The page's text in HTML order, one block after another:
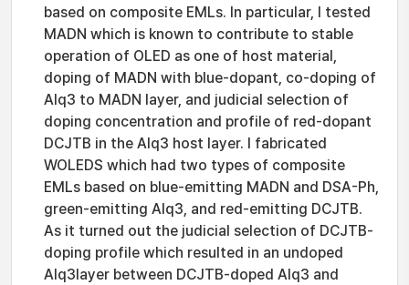
based on composite EMLs. In particular, I tested
MADN which is known to contribute to stable
operation of OLED as one of host material,
doping of MADN with blue-dopant, co-doping of
Alq3 to MADN layer, and judicial selection of
doping concentration and profile of red-dopant
DCJTB in the Alq3 host layer. I fabricated
WOLEDS which had two types of composite
EMLs based on blue-emitting MADN and DSA-Ph,
green-emitting Alq3, and red-emitting DCJTB.
As it turned out the judicial selection of DCJTB-
doping profile which resulted in an undoped
Alq3layer between DCJTB-doped Alq3 and